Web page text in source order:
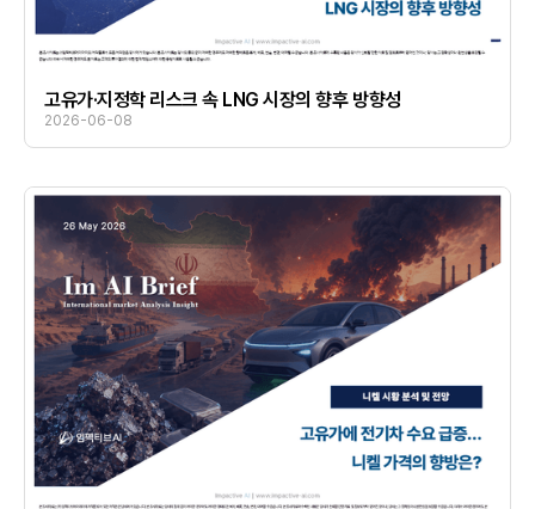
고유가·지정학 리스크 속 LNG 시장의 향후 방향성
2026-06-08